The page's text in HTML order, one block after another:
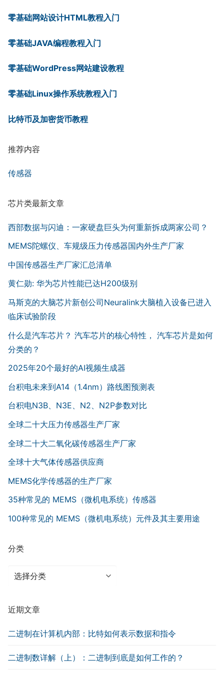
零基础网站设计HTML教程入门
零基础JAVA编程教程入门
零基础WordPress网站建设教程
零基础Linux操作系统教程入门
比特币及加密货币教程
推荐内容
传感器
芯片类最新文章
西部数据与闪迪：一家硬盘巨头为何重新拆成两家公司？
MEMS陀螺仪、车规级压力传感器国内外生产厂家
中国传感器生产厂家汇总清单
黄仁勋: 华为芯片性能已达H200级别
马斯克的大脑芯片新创公司Neuralink大脑植入设备已进入
临床试验阶段
什么是汽车芯片？ 汽车芯片的核心特性， 汽车芯片是如何
分类的？
2025年20个最好的AI视频生成器
台积电未来到A14（1.4nm）路线图预测表
台积电N3B、N3E、N2、N2P参数对比
全球二十大压力传感器生产厂家
全球二十大二氧化碳传感器生产厂家
全球十大气体传感器供应商
MEMS化学传感器的生产厂家
35种常见的 MEMS（微机电系统）传感器
100种常见的 MEMS（微机电系统）元件及其主要用途
分类
分
近期文章
二进制在计算机内部：比特如何表示数据和指令
二进制数详解（上）：二进制到底是如何工作的？